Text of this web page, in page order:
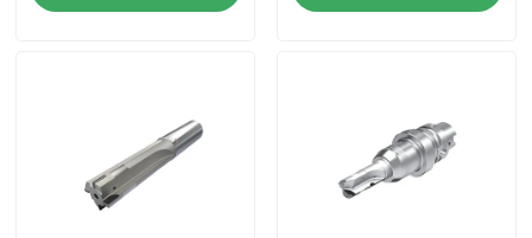
Contrôle de la qualité
Contact